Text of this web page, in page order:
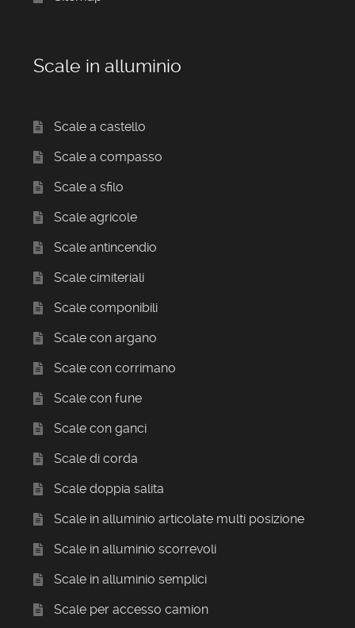
Scale in alluminio
Scale a castello
Scale a compasso
Scale a sfilo
Scale agricole
Scale antincendio
Scale cimiteriali
Scale componibili
Scale con argano
Scale con corrimano
Scale con fune
Scale con ganci
Scale di corda
Scale doppia salita
Scale in alluminio articolate multi posizione
Scale in alluminio scorrevoli
Scale in alluminio semplici
Scale per accesso camion